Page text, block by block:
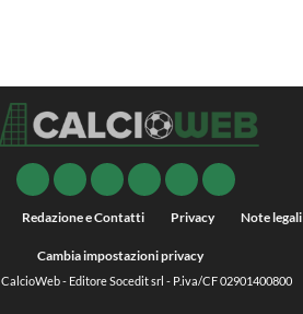
Redazione e Contatti Privacy Note legali
Cambia impostazioni privacy
CalcioWeb- Editore Socedit srl - P.iva/CF 02901400800